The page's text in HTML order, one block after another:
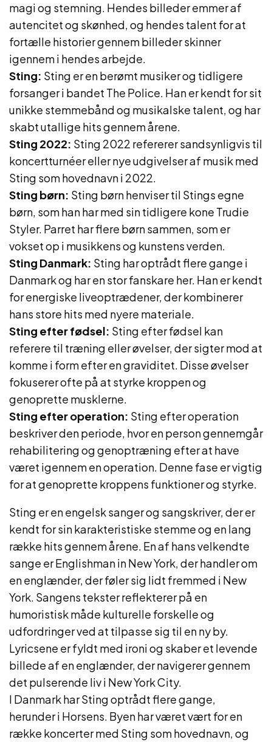
magi og stemning. Hendes billeder emmer af
autencitet og skønhed, og hendes talent for at
fortælle historier gennem billeder skinner
igennem i hendes arbejde.
Sting: Sting er en berømt musiker og tidligere
forsanger i bandet The Police. Han er kendt for sit
unikke stemmebånd og musikalske talent, og har
skabt utallige hits gennem årene.
Sting 2022: Sting 2022 refererer sandsynligvis til
koncertturnéer eller nye udgivelser af musik med
Sting som hovednavn i 2022.
Sting børn: Sting børn henviser til Stings egne
børn, som han har med sin tidligere kone Trudie
Styler. Parret har flere børn sammen, som er
vokset op i musikkens og kunstens verden.
Sting Danmark: Sting har optrådt flere gange i
Danmark og har en stor fanskare her. Han er kendt
for energiske liveoptrædener, der kombinerer
hans store hits med nyere materiale.
Sting efter fødsel: Sting efter fødsel kan
referere til træning eller øvelser, der sigter mod at
komme i form efter en graviditet. Disse øvelser
fokuserer ofte på at styrke kroppen og
genoprette musklerne.
Sting efter operation: Sting efter operation
beskriver den periode, hvor en person gennemgår
rehabilitering og genoptræning efter at have
været igennem en operation. Denne fase er vigtig
for at genoprette kroppens funktioner og styrke.
Sting er en engelsk sanger og sangskriver, der er
kendt for sin karakteristiske stemme og en lang
række hits gennem årene. En af hans velkendte
sange er Englishman in New York, der handler om
en englænder, der føler sig lidt fremmed i New
York. Sangens tekster reflekterer på en
humoristisk måde kulturelle forskelle og
udfordringer ved at tilpasse sig til en ny by.
Lyricsene er fyldt med ironi og skaber et levende
billede af en englænder, der navigerer gennem
det pulserende liv i New York City.
I Danmark har Sting optrådt flere gange,
herunder i Horsens. Byen har været vært for en
række koncerter med Sting som hovednavn, og